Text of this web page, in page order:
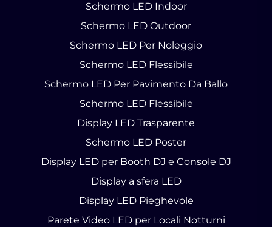
Schermo LED Indoor
Schermo LED Outdoor
Schermo LED Per Noleggio
Schermo LED Flessibile
Schermo LED Per Pavimento Da Ballo
Schermo LED Flessibile
Display LED Trasparente
Schermo LED Poster
Display LED per Booth DJ e Console DJ
Display a sfera LED
Display LED Pieghevole
Parete Video LED per Locali Notturni